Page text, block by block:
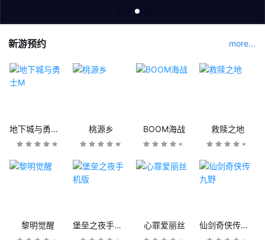
新游预约 more...
地下城与勇士M 桃源乡 BOOM海战 救赎之地
黎明觉醒 堡垒之夜手机版 心罪爱丽丝 仙剑奇侠传九野